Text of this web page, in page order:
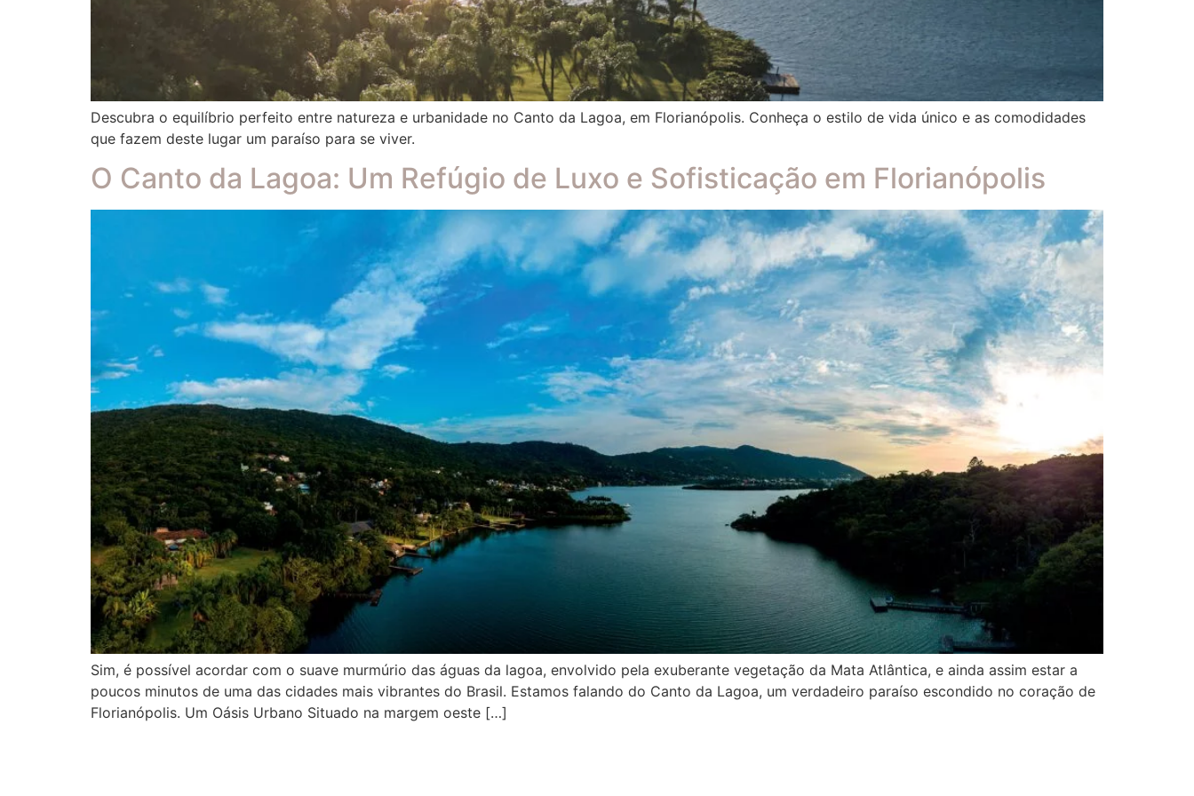
Descubra o equilíbrio perfeito entre natureza e urbanidade no Canto da Lagoa, em Florianópolis. Conheça o estilo de vida único e as comodidades
que fazem deste lugar um paraíso para se viver.
O Canto da Lagoa: Um Refúgio de Luxo e Sofisticação em Florianópolis
Sim, é possível acordar com o suave murmúrio das águas da lagoa, envolvido pela exuberante vegetação da Mata Atlântica, e ainda assim estar a
poucos minutos de uma das cidades mais vibrantes do Brasil. Estamos falando do Canto da Lagoa, um verdadeiro paraíso escondido no coração de
Florianópolis. Um Oásis Urbano Situado na margem oeste […]